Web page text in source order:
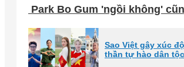
Park Bo Gum 'ngồi không'
Sao Việt gây xúc
thần tự hào dân tộc